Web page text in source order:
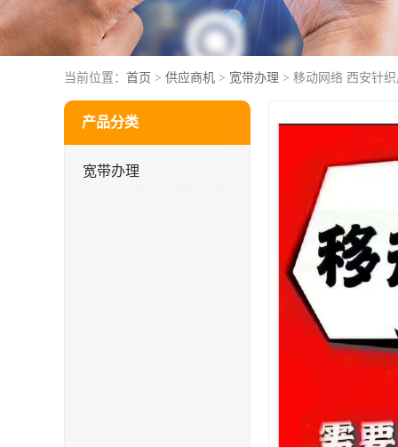
当前位置： 首页 > 供应商机 > 宽带办理 > 移动网络 西安针
产品分类
宽带办理